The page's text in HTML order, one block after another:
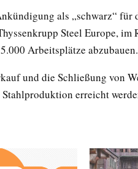
als „schwarz“ für
Steel Europe, im
Arbeitsplätze abzubauen.
und die Schließung von
erreicht